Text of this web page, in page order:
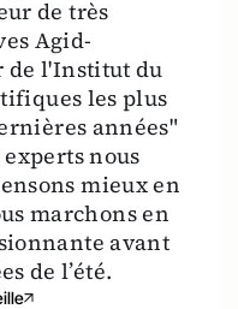
de très
Agid-
de l'Institut du
les plus
années"
nous
mieux en
marchons en
avant
de l’été.